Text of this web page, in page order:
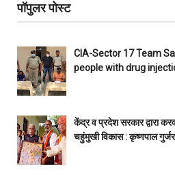
पॉपुलर पोस्ट
CIA-Sector 17 Team
people with drug
केंद्र व प्रदेश सरकार द्वारा
चहुंमुखी विकास : कृष्णपाल गुर्जर